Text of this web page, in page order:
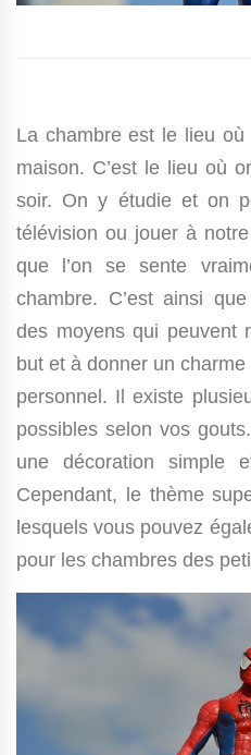
La chambre est le lieu où
maison. C’est le lieu où
soir. On y étudie et on
télévision ou jouer à
que l’on se sente
chambre. C’est ainsi
des moyens qui peuvent
but et à donner un
personnel. Il existe
possibles selon vos
une décoration simple
Cependant, le thème
lesquels vous pouvez
pour les chambres des